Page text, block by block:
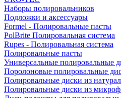
Наборы полировальников
Подложки и аксессуары
Formel - Полировальные пасты
PolBrite Полировальная система
Rupes - Полировальная система
Полировальные пасты
Универсальные полировальные
Поролоновые полировальные
Полировальные диски из
Полировальные диски из